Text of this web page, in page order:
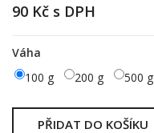
90 Kč s DPH
Váha
100 g
200 g 500 g
PŘIDAT DO KOŠÍKU